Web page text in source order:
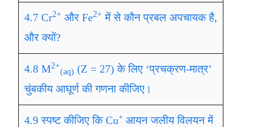
4.7 Cr2+ और Fe2+ में से कौन प्रबल अपचायक है,
और क्यों?
4.8 M2+
(aq) (Z = 27) के लिए ‘प्रचक्रण-मात्र’
चुंबकीय आघूर्ण की गणना कीजिए।
4.9 स्पष्ट कीजिए कि Cu+ आयन जलीय विलयन में